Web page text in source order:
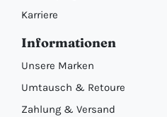
Karriere
Informationen
Unsere Marken
Umtausch & Retoure
Zahlung & Versand